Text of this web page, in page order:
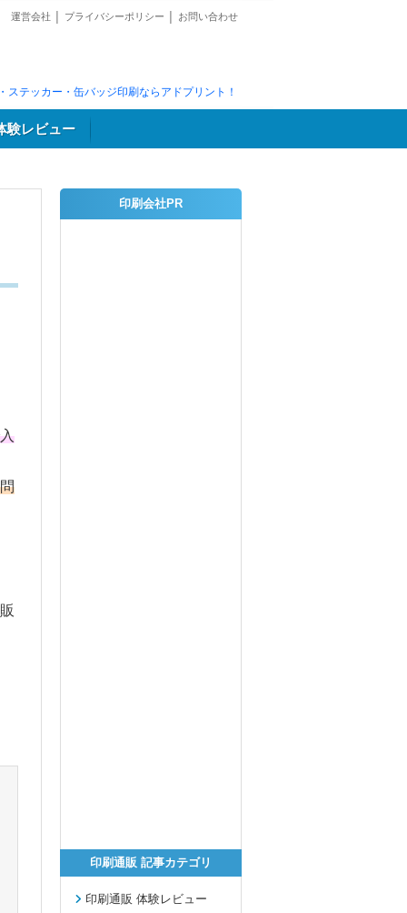
運営会社 プライバシーポリシー お問い合わせ
ステッカー・缶バッジ印刷ならアドプリント！
験レビュー
印刷会社PR
印刷通販 記事カテゴリ
印刷通販 体験レビュー